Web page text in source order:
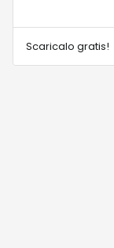
Scaricalo gratis!